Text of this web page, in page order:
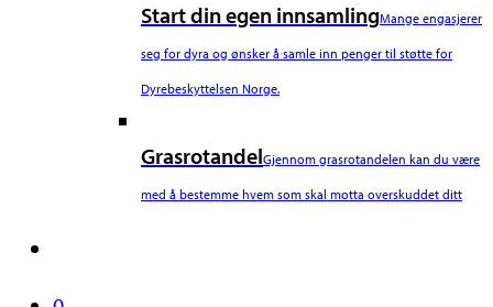
Start din egen innsamlingMange engasjerer
seg for dyra og ønsker å samle inn penger til støtte for
Dyrebeskyttelsen Norge.
GrasrotandelGjennom grasrotandelen kan du være
med å bestemme hvem som skal motta overskuddet ditt